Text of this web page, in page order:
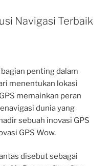
Navigasi Terbaik
penting dalam
menentukan lokasi
memainkan peran
dunia yang
sebuah inovasi GPS
GPS Wow.
disebut sebagai